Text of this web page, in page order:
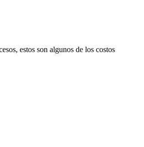
estos son algunos de los costos